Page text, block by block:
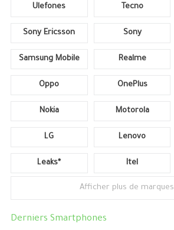
Ulefones Tecno
Sony Ericsson Sony
Samsung Mobile Realme
Oppo OnePlus
Nokia Motorola
LG Lenovo
Leaks* Itel
Afficher plus de marques
Derniers Smartphones